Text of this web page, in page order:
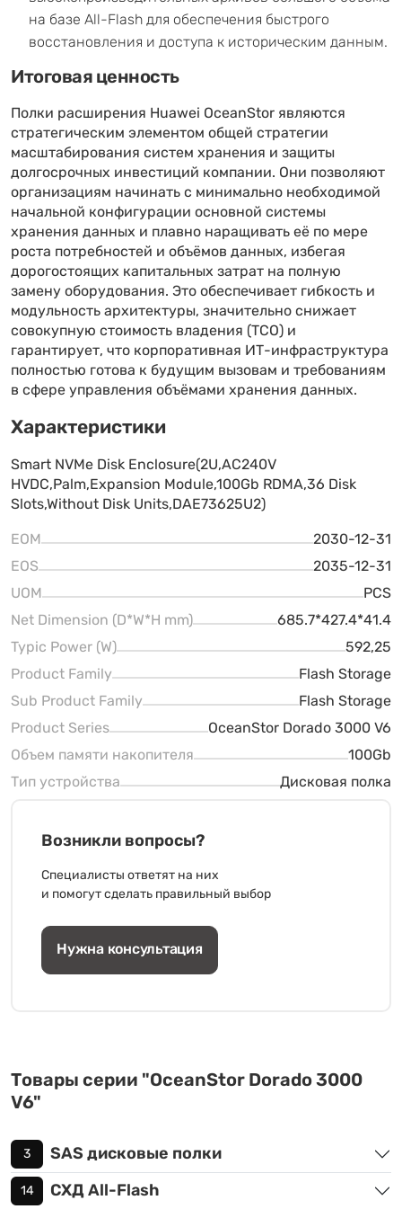
на базе All-Flash для обеспечения быстрого
восстановления и доступа к историческим данным.
Итоговая ценность
Полки расширения Huawei OceanStor являются
стратегическим элементом общей стратегии
масштабирования систем хранения и защиты
долгосрочных инвестиций компании. Они позволяют
организациям начинать с минимально необходимой
начальной конфигурации основной системы
хранения данных и плавно наращивать её по мере
роста потребностей и объёмов данных, избегая
дорогостоящих капитальных затрат на полную
замену оборудования. Это обеспечивает гибкость и
модульность архитектуры, значительно снижает
совокупную стоимость владения (TCO) и
гарантирует, что корпоративная ИТ-инфраструктура
полностью готова к будущим вызовам и требованиям
в сфере управления объёмами хранения данных.
Характеристики
Smart NVMe Disk Enclosure(2U,AC240V
HVDC,Palm,Expansion Module,100Gb RDMA,36 Disk
Slots,Without Disk Units,DAE73625U2)
EOM
2030-12-31
EOS
2035-12-31
UOM
PCS
Net Dimension (D*W*H mm)
685.7*427.4*41.4
Typic Power (W)
592,25
Product Family
Flash Storage
Sub Product Family
Flash Storage
Product Series
OceanStor Dorado 3000 V6
Объем памяти накопителя
100Gb
Тип устройства
Дисковая полка
Возникли вопросы?
Специалисты ответят на них
и помогут сделать правильный выбор
Нужна консультация
Товары серии "OceanStor Dorado 3000
V6"
3 SAS дисковые полки
14 СХД All-Flash